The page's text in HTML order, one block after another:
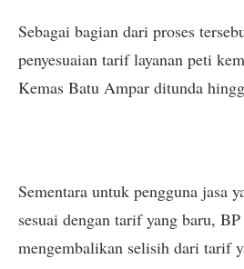
Sebagai bagian dari proses
penyesuaian tarif layanan peti
Kemas Batu Ampar ditunda
Sementara untuk pengguna jasa
sesuai dengan tarif yang baru,
mengembalikan selisih dari tarif